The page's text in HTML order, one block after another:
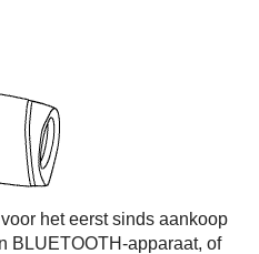
het eerst sinds aankoop
BLUETOOTH-apparaat, of